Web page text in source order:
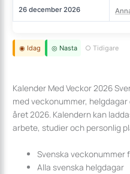
26 december 2026
◉ Idag ◎ Nasta ○ Tidigare
Kalender Med Veckor 2026
med veckonummer,
året 2026. Kalendern kan
arbete, studier och personlig
Svenska veckonummer
Alla svenska helgdagar